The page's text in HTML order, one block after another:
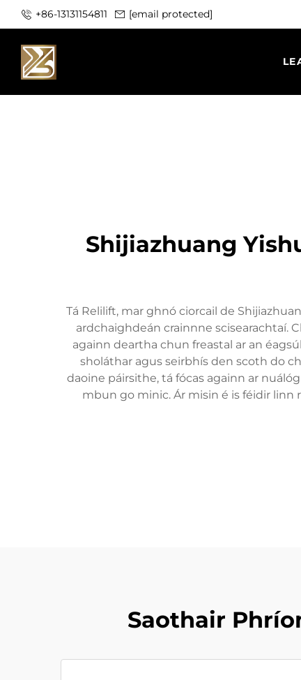
+86-13131154811 [email protected]
Shijiazhuang
Tá Relilift, mar ghnó ciorcail de
ardchaighdeán crainnne scisearachtaí.
againn deartha chun freastal ar an
sholáthar agus seirbhís den scoth do
daoine páirsithe, tá fócas againn ar
mbun go minic. Ár misin é is féidir
Saothair